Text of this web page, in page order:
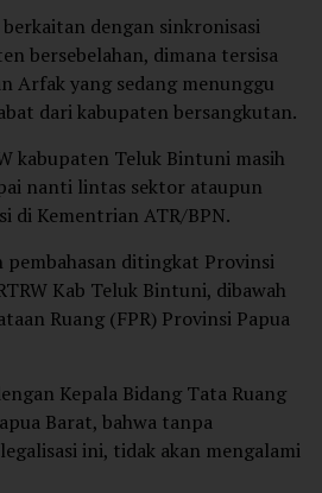
dengan sinkronisasi
bersebelahan, dimana tersisa
Arfak yang sedang menunggu
dari kabupaten bersangkutan.
kabupaten Teluk Bintuni masih
nanti lintas sektor ataupun
di Kementrian ATR/BPN.
pembahasan ditingkat Provinsi
Kab Teluk Bintuni, dibawah
Ruang (FPR) Provinsi Papua
Kepala Bidang Tata Ruang
Barat, bahwa tanpa
ini, tidak akan mengalami